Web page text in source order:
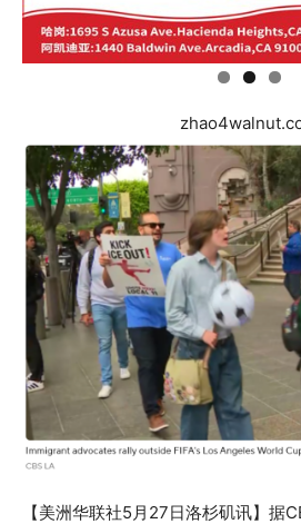
【美洲华联社5月27日洛杉矶讯】据